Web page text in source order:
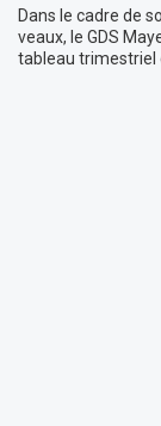
Dans le cadre de
veaux, le GDS
tableau trimestriel